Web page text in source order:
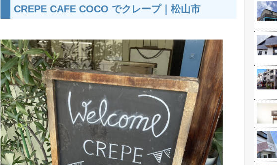
CREPE CAFE COCO でクレープ｜松山市